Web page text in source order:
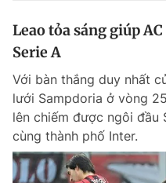
Leao tỏa sáng giúp
Serie A
Với bàn thắng duy nhất
lưới Sampdoria ở vòng
lên chiếm được ngôi đầu
cùng thành phố Inter.